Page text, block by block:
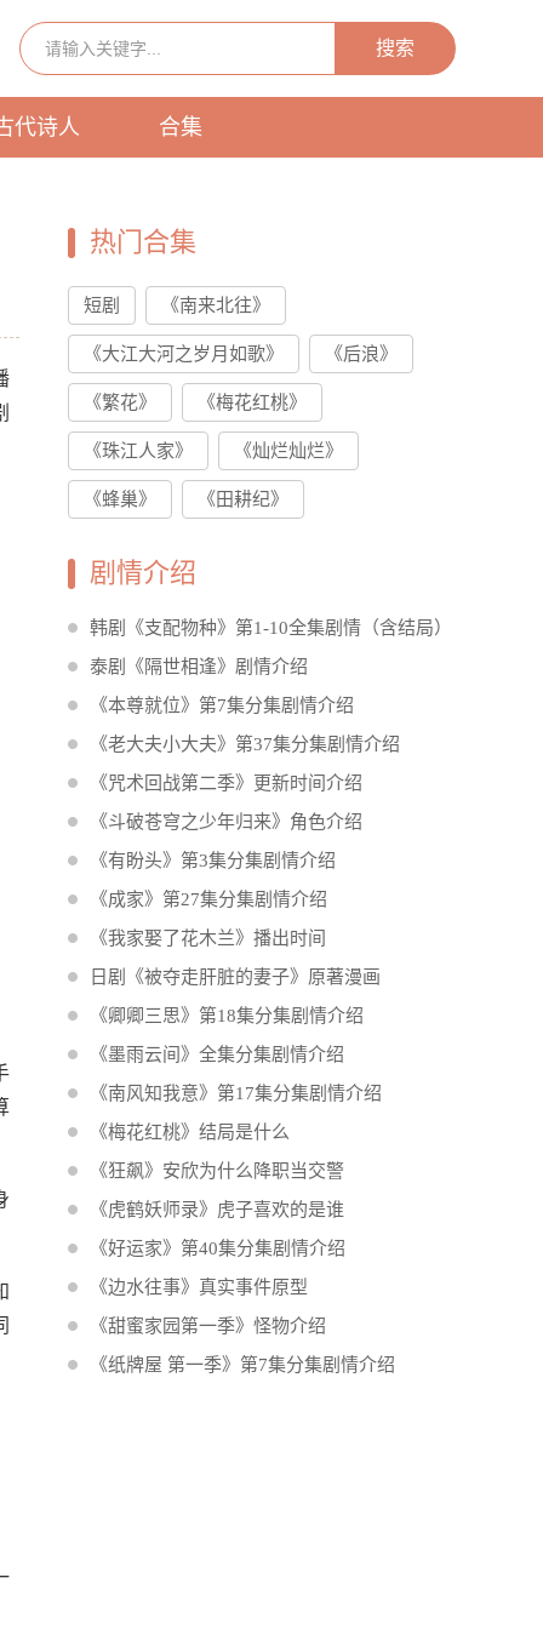
搜索
代诗人 合集
热门合集
短剧 《南来北往》
《大江大河之岁月如歌》 《后浪》
《繁花》 《梅花红桃》
《珠江人家》 《灿烂灿烂》
《蜂巢》 《田耕纪》
剧情介绍
韩剧《支配物种》第1-10全集剧情（含结局）
泰剧《隔世相逢》剧情介绍
《本尊就位》第7集分集剧情介绍
《老大夫小大夫》第37集分集剧情介绍
《咒术回战第二季》更新时间介绍
《斗破苍穹之少年归来》角色介绍
《有盼头》第3集分集剧情介绍
《成家》第27集分集剧情介绍
《我家娶了花木兰》播出时间
日剧《被夺走肝脏的妻子》原著漫画
《卿卿三思》第18集分集剧情介绍
《墨雨云间》全集分集剧情介绍
《南风知我意》第17集分集剧情介绍
《梅花红桃》结局是什么
《狂飙》安欣为什么降职当交警
《虎鹤妖师录》虎子喜欢的是谁
《好运家》第40集分集剧情介绍
《边水往事》真实事件原型
《甜蜜家园第一季》怪物介绍
《纸牌屋 第一季》第7集分集剧情介绍